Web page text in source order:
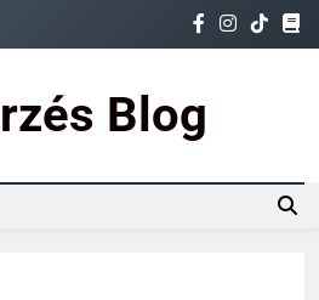
Blog